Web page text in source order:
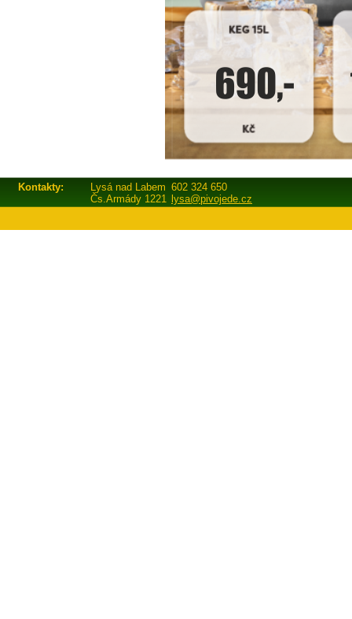
Kontakty: Lysá nad Labem 602 324 650
Čs.Armády 1221 lysa@pivojede.cz